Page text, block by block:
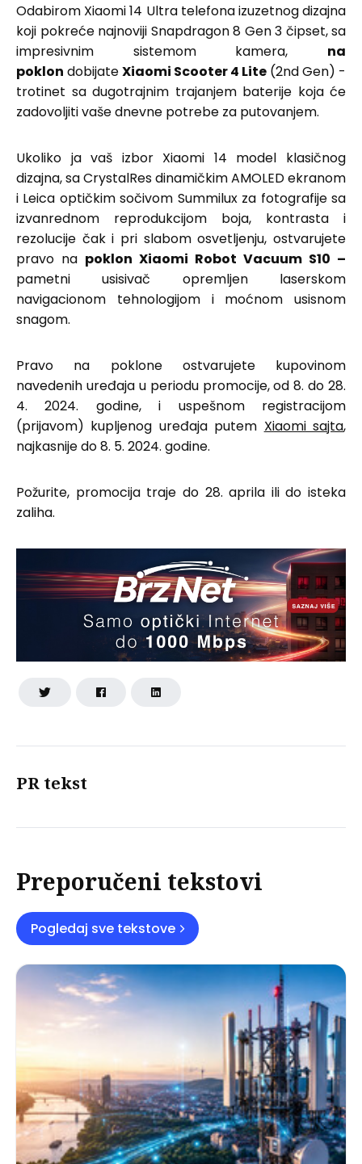
PR tekst
Odabirom Xiaomi 14 Ultra telefona izuzetnog dizajna
koji pokreće najnoviji Snapdragon 8 Gen 3 čipset, sa
impresivnim sistemom kamera, na
poklon dobijateXiaomi Scooter 4 Lite (2nd Gen) -
trotinet sa dugotrajnim trajanjem baterije koja će
zadovoljiti vaše dnevne potrebe za putovanjem.
Ukoliko ja vaš izbor Xiaomi 14 model klasičnog
dizajna, sa CrystalRes dinamičkim AMOLED ekranom
i Leica optičkim sočivom Summilux za fotografije sa
izvanrednom reprodukcijom boja, kontrasta i
rezolucije čak i pri slabom osvetljenju, ostvarujete
pravo na poklon Xiaomi Robot Vacuum S10 –
pametni usisivač opremljen laserskom
navigacionom tehnologijom i moćnom usisnom
snagom.
Pravo na poklone ostvarujete kupovinom
navedenih uređaja u periodu promocije, od 8. do 28.
4. 2024. godine, i uspešnom registracijom
(prijavom) kupljenog uređaja putem Xiaomi sajta,
najkasnije do 8. 5. 2024. godine.
Požurite, promocija traje do 28. aprila ili do isteka
zaliha.
Preporučeni tekstovi
Pogledaj sve tekstove